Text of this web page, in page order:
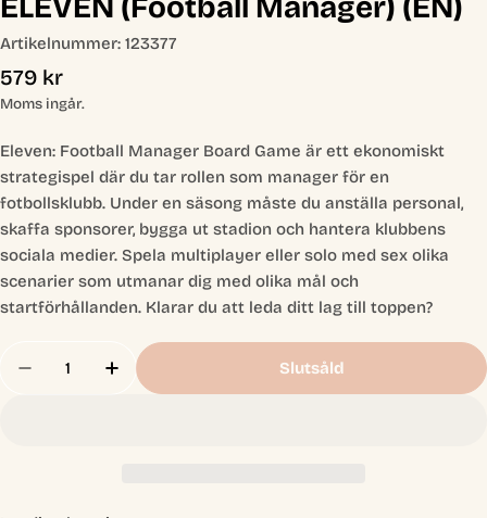
Artikelnummer: 123377
Ordinarie
pris
579 kr
Moms ingår.
Eleven: Football Manager Board Game är ett ekonomiskt
strategispel där du tar rollen som manager för en
fotbollsklubb. Under en säsong måste du anställa personal,
skaffa sponsorer, bygga ut stadion och hantera klubbens
sociala medier. Spela multiplayer eller solo med sex olika
scenarier som utmanar dig med olika mål och
startförhållanden. Klarar du att leda ditt lag till toppen?
Minska Antal För ELEVEN (Football Manager)
Öka Antal För ELEVEN (Football
Slutsåld